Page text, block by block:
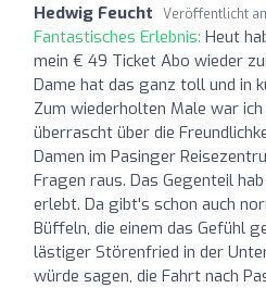
Hedwig Feucht Veröffentlicht
Fantastisches Erlebnis: Heut
mein € 49 Ticket Abo wieder
Dame hat das ganz toll und in
Zum wiederholten Male war
überrascht über die
Damen im Pasinger
Fragen raus. Das Gegenteil
erlebt. Da gibt's schon auch
Büffeln, die einem das Gefühl
lästiger Störenfried in der
würde sagen, die Fahrt nach